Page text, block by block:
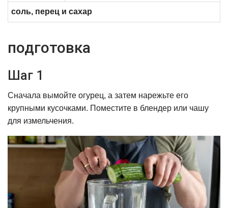
соль, перец и сахар
подготовка
Шаг 1
Сначала вымойте огурец, а затем нарежьте его
крупными кусочками. Поместите в блендер или чашу
для измельчения.